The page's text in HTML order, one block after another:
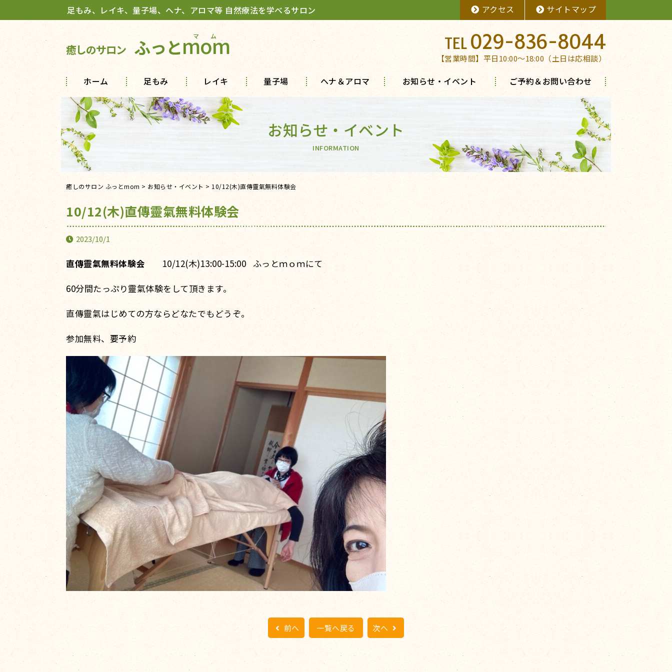
足もみ、レイキ、量子場、ヘナ、アロマ等 自然療法を学べるサロン アクセス サイトマップ
癒しのサロン ふっとmom 029-836-8044
【営業時間】平日10:00～18:00（土日は応相談）
ホーム 足もみ レイキ 量子場 ヘナ＆アロマ お知らせ・イベント ご予約＆お問い合わせ
お知らせ・イベント
INFORMATION
癒しのサロン ふっとmom > お知らせ・イベント > 10/12(木)直傳靈氣無料体験会
10/12(木)直傳靈氣無料体験会
2023/10/1
直傳靈氣無料体験会 10/12(木)13:00-15:00 ふっとｍｏｍにて
60分間たっぷり靈氣体験をして頂きます。
直傳靈氣はじめての方ならどなたでもどうぞ。
参加無料、要予約
前へ 一覧へ戻る 次へ